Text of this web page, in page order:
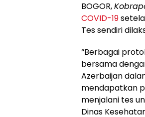
BOGOR,
COVID-19
Tes sendiri
“Berbagai
bersama
Azerbaijan
mendapatkan
menjalani tes
Dinas